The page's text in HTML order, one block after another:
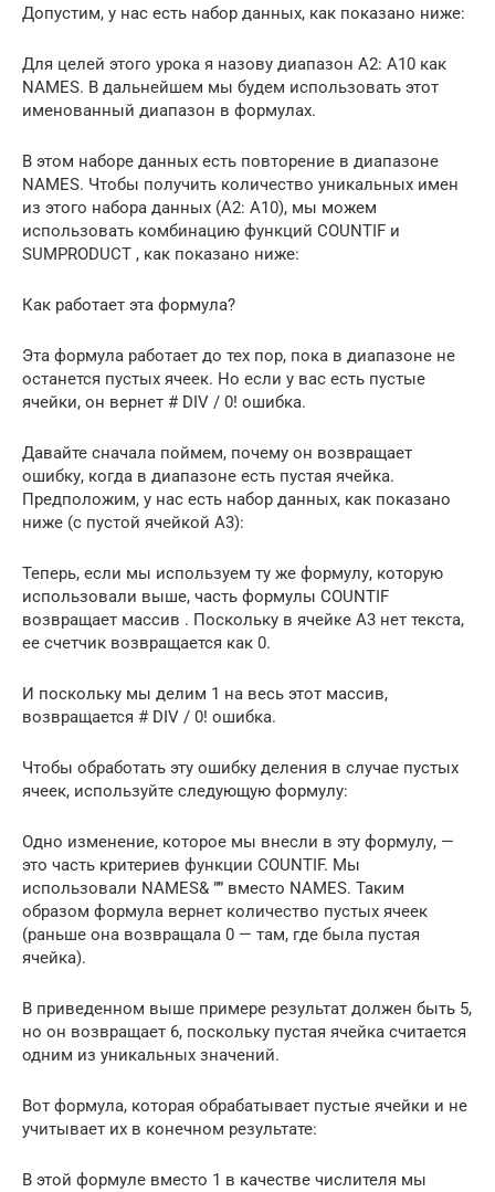
Допустим, у нас есть набор данных, как показано ниже:
Для целей этого урока я назову диапазон A2: A10 как
NAMES. В дальнейшем мы будем использовать этот
именованный диапазон в формулах.
В этом наборе данных есть повторение в диапазоне
NAMES. Чтобы получить количество уникальных имен
из этого набора данных (A2: A10), мы можем
использовать комбинацию функций COUNTIF и
SUMPRODUCT , как показано ниже:
Как работает эта формула?
Эта формула работает до тех пор, пока в диапазоне не
останется пустых ячеек. Но если у вас есть пустые
ячейки, он вернет # DIV / 0! ошибка.
Давайте сначала поймем, почему он возвращает
ошибку, когда в диапазоне есть пустая ячейка.
Предположим, у нас есть набор данных, как показано
ниже (с пустой ячейкой A3):
Теперь, если мы используем ту же формулу, которую
использовали выше, часть формулы COUNTIF
возвращает массив . Поскольку в ячейке A3 нет текста,
ее счетчик возвращается как 0.
И поскольку мы делим 1 на весь этот массив,
возвращается # DIV / 0! ошибка.
Чтобы обработать эту ошибку деления в случае пустых
ячеек, используйте следующую формулу:
Одно изменение, которое мы внесли в эту формулу, —
это часть критериев функции COUNTIF. Мы
использовали NAMES& ”” вместо NAMES. Таким
образом формула вернет количество пустых ячеек
(раньше она возвращала 0 — там, где была пустая
ячейка).
В приведенном выше примере результат должен быть 5,
но он возвращает 6, поскольку пустая ячейка считается
одним из уникальных значений.
Вот формула, которая обрабатывает пустые ячейки и не
учитывает их в конечном результате:
В этой формуле вместо 1 в качестве числителя мы